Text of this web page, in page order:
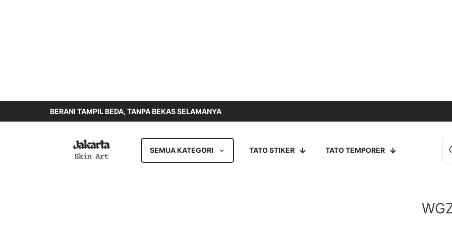
BERANI TAMPIL BEDA, TANPA BEKAS SELAMANYA
SEMUA KATEGORI TATO STIKER TATO TEMPORER